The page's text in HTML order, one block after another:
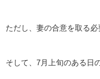
ただし、妻の合意を取る必
そして、7月上旬のある日